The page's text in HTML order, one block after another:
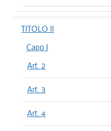
TITOLO II
Capo I
Art. 2
Art. 3
Art. 4